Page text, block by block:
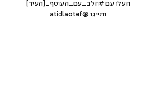
העלו עם #הלב_עם_העוטף_[העיר]
ותייגו @atidlaotef